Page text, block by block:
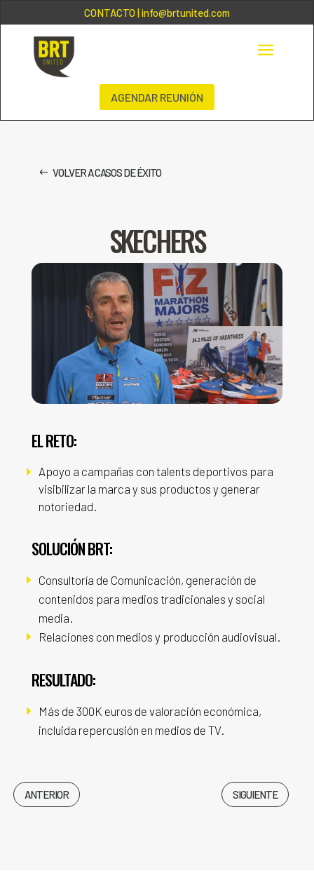
CONTACTO | info@brtunited.com
AGENDAR REUNIÓN
VOLVER A CASOS DE ÉXITO
SKECHERS
EL RETO:
E Apoyo a campañas con talents deportivos para
visibilizar la marca y sus productos y generar
notoriedad.
SOLUCIÓN BRT:
E Consultoría de Comunicación, generación de
contenidos para medios tradicionales y social
media.
E
Relaciones con medios y producción audiovisual.
RESULTADO:
E
Más de 300K euros de valoración económica,
incluida repercusión en medios de TV.
ANTERIOR SIGUIENTE